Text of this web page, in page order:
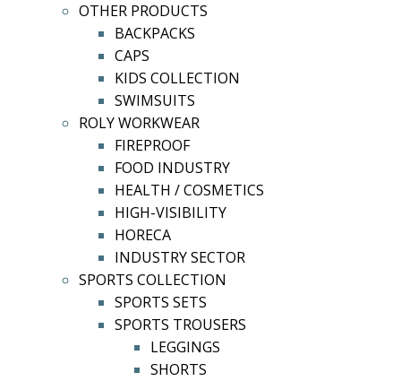
OTHER PRODUCTS
BACKPACKS
CAPS
KIDS COLLECTION
SWIMSUITS
ROLY WORKWEAR
FIREPROOF
FOOD INDUSTRY
HEALTH / COSMETICS
HIGH-VISIBILITY
HORECA
INDUSTRY SECTOR
SPORTS COLLECTION
SPORTS SETS
SPORTS TROUSERS
LEGGINGS
SHORTS